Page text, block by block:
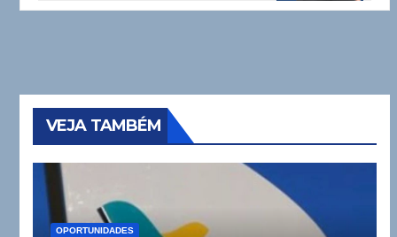
VEJA TAMBÉM
OPORTUNIDADES